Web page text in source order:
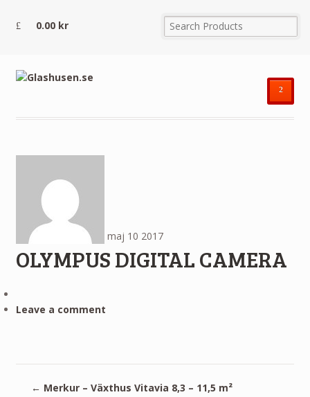
0.00 kr
²
maj 10 2017
OLYMPUS DIGITAL CAMERA
Leave a comment
← Merkur – Växthus Vitavia 8,3 – 11,5 m²